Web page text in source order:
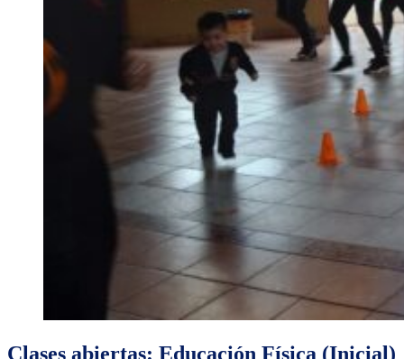
Clases abiertas: Educación Física (Inicial)